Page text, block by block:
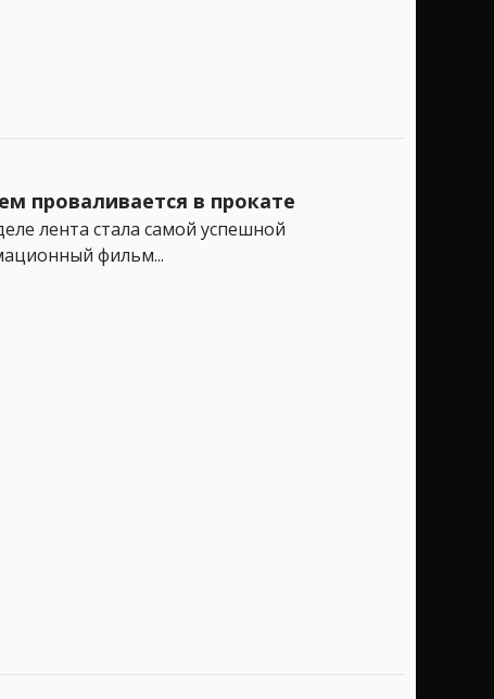
проваливается в прокате
лента стала самой успешной
фильм...